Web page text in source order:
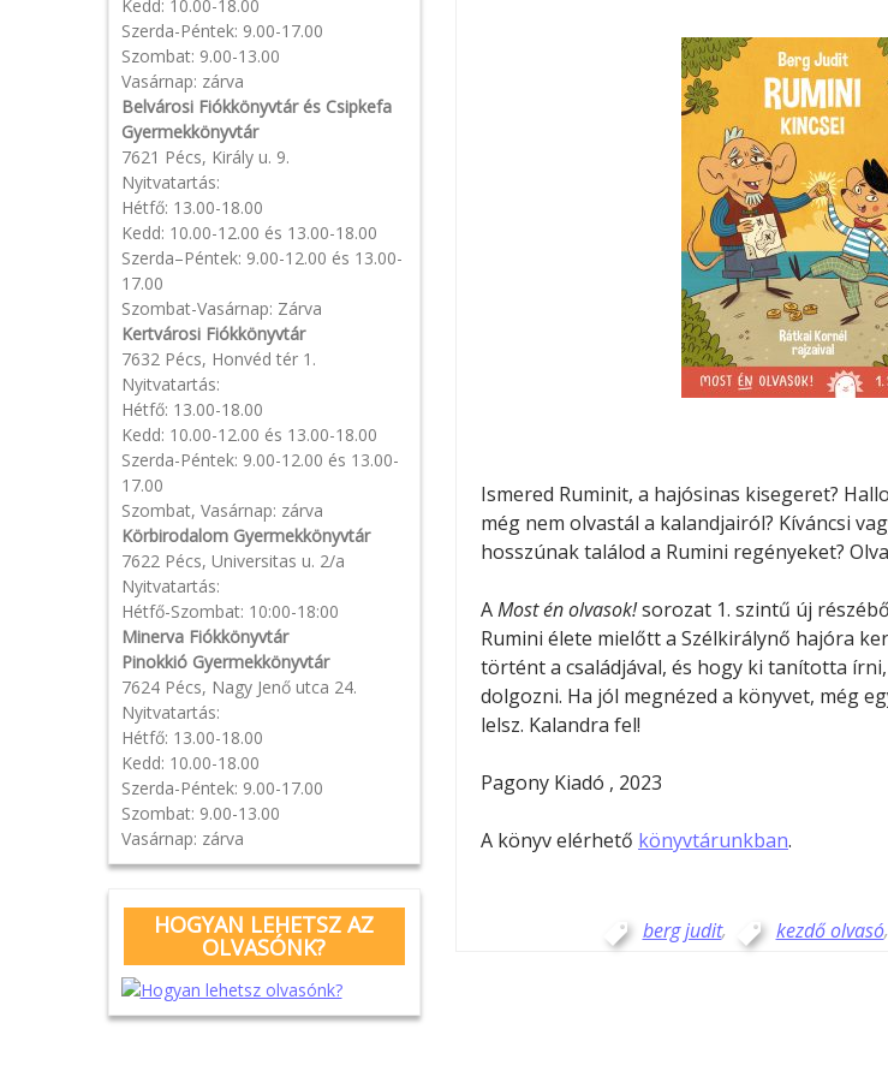
Pinokkió
Gyermekkönyvtár
Kedd: 10.00-18.00
Szerda-Péntek: 9.00-17.00
Szombat: 9.00-13.00
Vasárnap: zárva
Belvárosi Fiókkönyvtár és Csipkefa
Gyermekkönyvtár
7621 Pécs, Király u. 9.
Nyitvatartás:
Hétfő: 13.00-18.00
Kedd: 10.00-12.00 és 13.00-18.00
Szerda–Péntek: 9.00-12.00 és 13.00-
17.00
Szombat-Vasárnap: Zárva
Kertvárosi Fiókkönyvtár
7632 Pécs, Honvéd tér 1.
Nyitvatartás:
Hétfő: 13.00-18.00
Kedd: 10.00-12.00 és 13.00-18.00
Szerda-Péntek: 9.00-12.00 és 13.00-
17.00
Szombat, Vasárnap: zárva
Körbirodalom Gyermekkönyvtár
7622 Pécs, Universitas u. 2/a
Nyitvatartás:
Hétfő-Szombat: 10:00-18:00
Minerva Fiókkönyvtár
Pinokkió Gyermekkönyvtár
7624 Pécs, Nagy Jenő utca 24.
Nyitvatartás:
Hétfő: 13.00-18.00
Kedd: 10.00-18.00
Szerda-Péntek: 9.00-17.00
Szombat: 9.00-13.00
Vasárnap: zárva
HOGYAN LEHETSZ AZ
OLVASÓNK?
Ismered Ruminit, a hajósinas kisegeret?
még nem olvastál a kalandjairól? Kíváncsi
hosszúnak találod a Rumini regényeket?
AMost én olvasok!sorozat 1. szintű új
Rumini élete mielőtt a Szélkirálynő hajóra
történt a családjával, és hogy ki tanította
dolgozni. Ha jól megnézed a könyvet, még
lelsz. Kalandra fel!
Pagony Kiadó , 2023
A könyv elérhető könyvtárunkban.
berg judit, kezdő olvasó,